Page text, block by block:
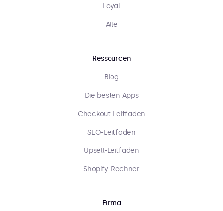
Loyal
Alle
Ressourcen
Blog
Die besten Apps
Checkout-Leitfaden
SEO-Leitfaden
Upsell-Leitfaden
Shopify-Rechner
Firma